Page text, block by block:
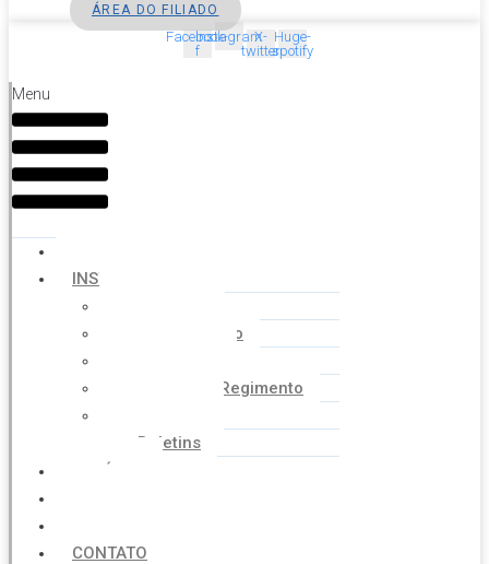
ÁREA DO FILIADO
Facebook-
f
InstagramX-
twitter
Huge-
spotify
Menu
INSTITUCIONAL
Coordenação
Estatuto e Regimento
Boletins
NOTÍCIAS
CONTATO